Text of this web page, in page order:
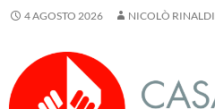
4 AGOSTO 2026 NICOLÒ RINALDI